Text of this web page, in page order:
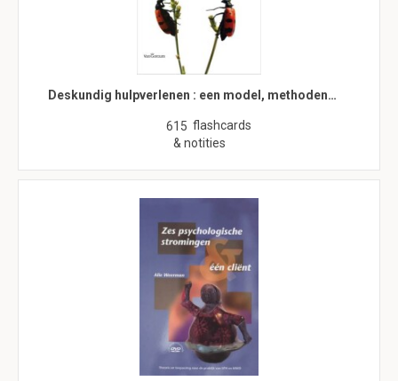
Deskundig hulpverlenen : een model, methoden…
615 flashcards
& notities